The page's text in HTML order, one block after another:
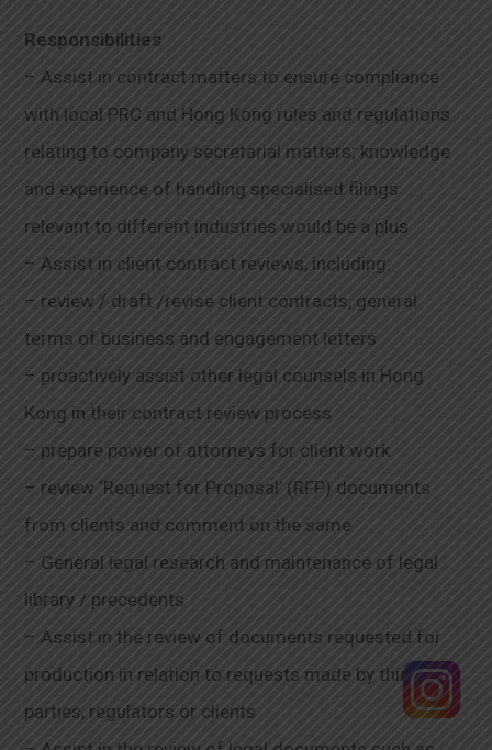
Responsibilities
– Assist in contract matters to ensure compliance
with local PRC and Hong Kong rules and regulations
relating to company secretarial matters; knowledge
and experience of handling specialised filings
relevant to different industries would be a plus
– Assist in client contract reviews, including:
– review / draft /revise client contracts, general
terms of business and engagement letters
– proactively assist other legal counsels in Hong
Kong in their contract review process
– prepare power of attorneys for client work
– review ‘Request for Proposal’ (RFP) documents
from clients and comment on the same
– General legal research and maintenance of legal
library / precedents
– Assist in the review of documents requested for
production in relation to requests made by third
parties, regulators or clients